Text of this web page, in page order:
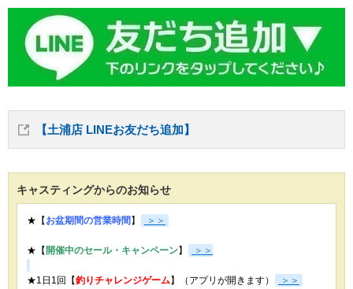
【土浦店 LINEお友だち追加】
キャスティングからのお知らせ
★【 お盆期間の営業時間 】 ＞＞
★【 開催中のセール・キャンペーン】 ＞＞
★1日1回【釣りチャレンジゲーム】（アプリが開きます）
＞＞